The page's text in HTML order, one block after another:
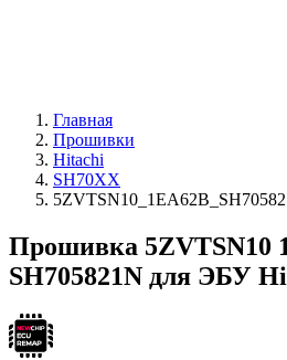
Главная
Прошивки
Hitachi
SH70XX
Прошивка 5ZVTSN10
SH705821N для ЭБУ